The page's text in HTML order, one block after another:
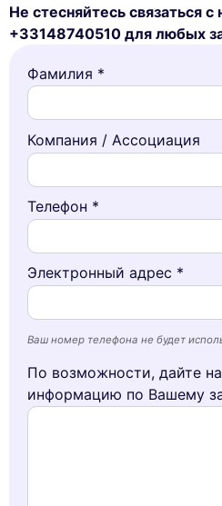
Не стесняйтесь связаться
+33148740510 для любых
Фамилия *
Компания / Ассоциация
Телефон *
Электронный адрес *
Ваш номер телефона не будет
По возможности, дайте
информацию по Вашему